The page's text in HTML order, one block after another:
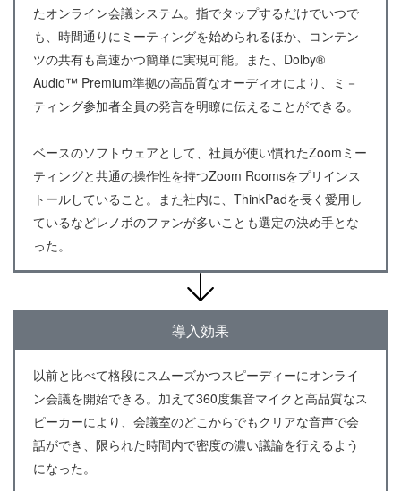
たオンライン会議システム。指でタップするだけでいつで
も、時間通りにミーティングを始められるほか、コンテン
ツの共有も高速かつ簡単に実現可能。また、Dolby®
Audio™ Premium準拠の高品質なオーディオにより、ミ－
ティング参加者全員の発言を明瞭に伝えることができる。
ベースのソフトウェアとして、社員が使い慣れたZoomミー
ティングと共通の操作性を持つZoom Roomsをプリインス
トールしていること。また社内に、ThinkPadを長く愛用し
ているなどレノボのファンが多いことも選定の決め手とな
った。
導入効果
以前と比べて格段にスムーズかつスピーディーにオンライ
ン会議を開始できる。加えて360度集音マイクと高品質なス
ピーカーにより、会議室のどこからでもクリアな音声で会
話ができ、限られた時間内で密度の濃い議論を行えるよう
になった。